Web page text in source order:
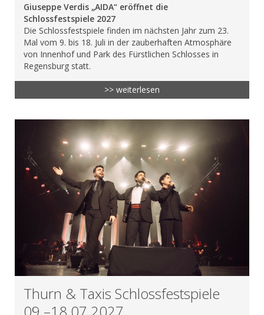
Giuseppe Verdis „AIDA“ eröffnet die
Schlossfestspiele 2027
Die Schlossfestspiele finden im nächsten Jahr zum 23.
Mal vom 9. bis 18. Juli in der zauberhaften Atmosphäre
von Innenhof und Park des Fürstlichen Schlosses in
Regensburg statt.
>> weiterlesen
Thurn & Taxis Schlossfestspiele